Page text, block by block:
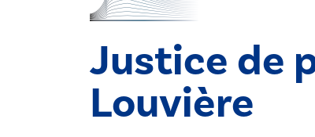
Justice de
Louvière